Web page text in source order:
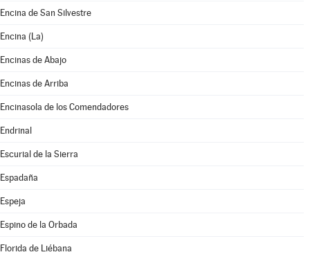
Encina de San Silvestre
Encina (La)
Encinas de Abajo
Encinas de Arriba
Encinasola de los Comendadores
Endrinal
Escurial de la Sierra
Espadaña
Espeja
Espino de la Orbada
Florida de Liébana